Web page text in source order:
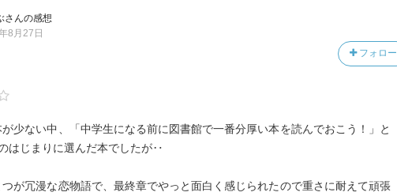
さんの感想
フォロー
8月27日
少ない中、「中学生になる前に図書館で一番分厚い本を読んでおこう！」と
はじまりに選んだ本でしたが‥
が冗漫な恋物語で、最終章でやっと面白く感じられたので重さに耐えて頑張